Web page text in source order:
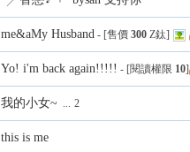
me&aMy Husband - [售價 300 Z鈦]
Yo! i'm back again!!!!! - [閱讀權限 10]
我的小女~ ... 2
this is me